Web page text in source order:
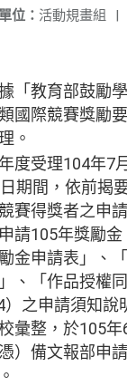
位： 活動規畫組 |
「教育部鼓勵
國際競賽獎勵
。
度受理104年7
期間，依前揭
賽得獎者之申
請105年獎勵
金申請表」、
、「作品授權
）之申請須知說
彙整，於105
）備文報部申